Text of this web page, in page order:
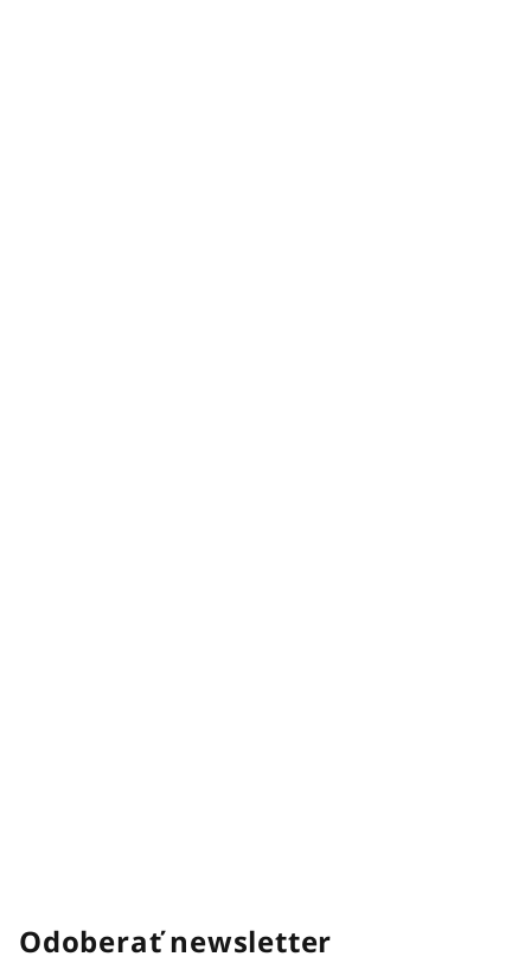
Odoberať newsletter